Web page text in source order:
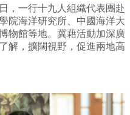
，一行十九人組織代表團赴
院海洋研究所、中國海洋大
物館等地。冀藉活動加深廣
解，擴闊視野，促進兩地高